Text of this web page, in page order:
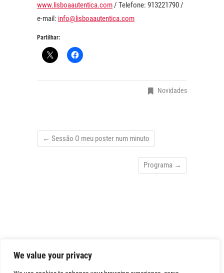
We value your privacy
www.lisboaautentica.com/ Telefone: 913221790 /
e-mail: info@lisboaautentica.com
Partilhar:
Novidades
← Sessão O meu poster num minuto
Programa →